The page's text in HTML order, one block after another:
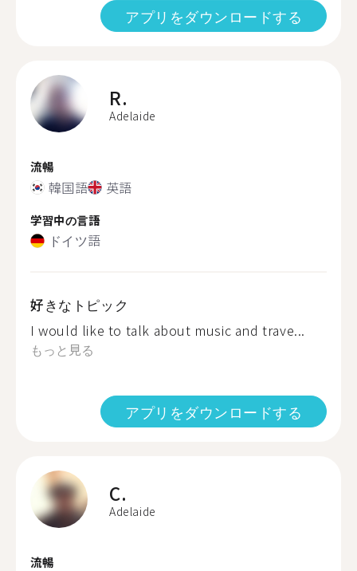
アプリをダウンロードする
R.
Adelaide
流暢
韓国語 英語
学習中の言語
ドイツ語
好きなトピック
I would like to talk about music and trave...
もっと見る
アプリをダウンロードする
C.
Adelaide
流暢